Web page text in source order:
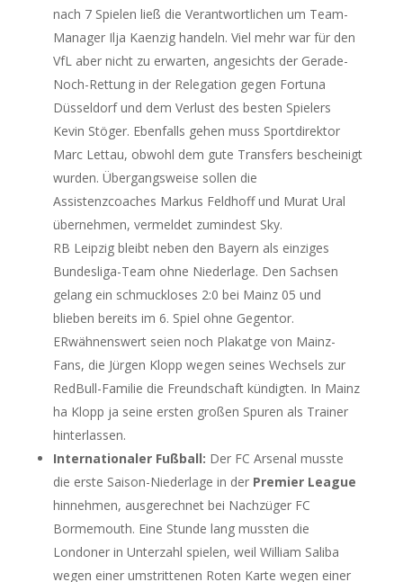
nach 7 Spielen ließ die Verantwortlichen um Team-
Manager Ilja Kaenzig handeln. Viel mehr war für den
VfL aber nicht zu erwarten, angesichts der Gerade-
Noch-Rettung in der Relegation gegen Fortuna
Düsseldorf und dem Verlust des besten Spielers
Kevin Stöger. Ebenfalls gehen muss Sportdirektor
Marc Lettau, obwohl dem gute Transfers bescheinigt
wurden. Übergangsweise sollen die
Assistenzcoaches Markus Feldhoff und Murat Ural
übernehmen, vermeldet zumindest Sky.
RB Leipzig bleibt neben den Bayern als einziges
Bundesliga-Team ohne Niederlage. Den Sachsen
gelang ein schmuckloses 2:0 bei Mainz 05 und
blieben bereits im 6. Spiel ohne Gegentor.
ERwähnenswert seien noch Plakatge von Mainz-
Fans, die Jürgen Klopp wegen seines Wechsels zur
RedBull-Familie die Freundschaft kündigten. In Mainz
ha Klopp ja seine ersten großen Spuren als Trainer
hinterlassen.
Internationaler Fußball: Der FC Arsenal musste
die erste Saison-Niederlage in der Premier League
hinnehmen, ausgerechnet bei Nachzüger FC
Bormemouth. Eine Stunde lang mussten die
Londoner in Unterzahl spielen, weil William Saliba
wegen einer umstrittenen Roten Karte wegen einer